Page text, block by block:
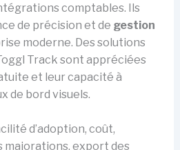
comptables. Ils
de précision et de gestion
moderne. Des solutions
Track sont appréciées
et leur capacité à
de bord visuels.
d’adoption, coût,
export des